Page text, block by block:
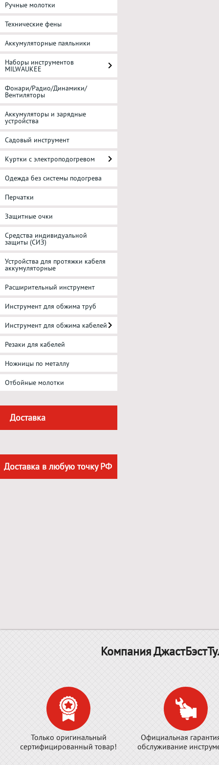
Ручные молотки
Технические фены
Аккумуляторные паяльники
Наборы инструментов
MILWAUKEE
Фонари/Радио/Динамики/
Вентиляторы
Аккумуляторы и зарядные
устройства
Садовый инструмент
Куртки с электроподогревом
Одежда без системы подогрева
Перчатки
Защитные очки
Средства индивидуальной
защиты (СИЗ)
Устройства для протяжки кабеля
аккумуляторные
Расширительный инструмент
Инструмент для обжима труб
Инструмент для обжима кабелей
Резаки для кабелей
Ножницы по металлу
Отбойные молотки
Доставка
Доставка в любую точку РФ
Компания
Только оригинальный
сертифицированный товар!
Официальная
обслуживание